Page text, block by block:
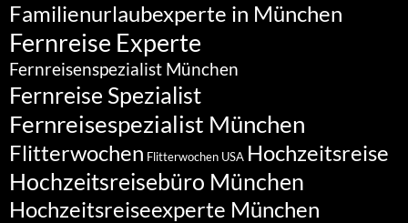
Familienurlaubexperte in München
Fernreise Experte
Fernreisenspezialist München
Fernreise Spezialist
Fernreisespezialist München
Flitterwochen Flitterwochen USA Hochzeitsreise
Hochzeitsreisebüro München
Hochzeitsreiseexperte München